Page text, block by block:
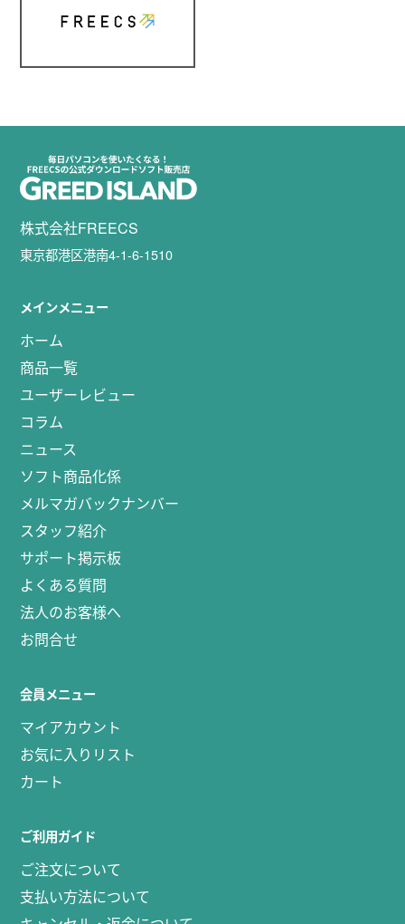
株式会社FREECS
東京都港区港南4-1-6-1510
メインメニュー
ホーム
商品一覧
ユーザーレビュー
コラム
ニュース
ソフト商品化係
メルマガバックナンバー
スタッフ紹介
サポート掲示板
よくある質問
法人のお客様へ
お問合せ
会員メニュー
マイアカウント
お気に入りリスト
カート
ご利用ガイド
ご注文について
支払い方法について